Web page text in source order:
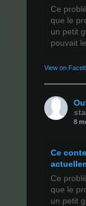
Ce
que le
un petit
pouvait
View on
8
Ce
Ce
que le
un petit